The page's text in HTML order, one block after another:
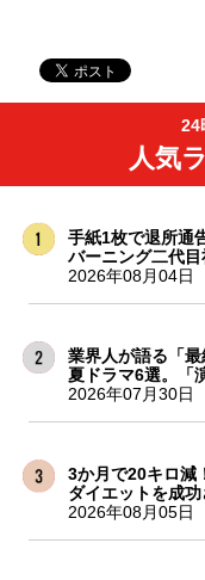
24
人気
手紙1枚で退所通
バーニング二代
2026年08月04日
業界人が語る「最
夏ドラマ6選。「
2026年07月30日
3か月で20キロ減
ダイエットを成
2026年08月05日